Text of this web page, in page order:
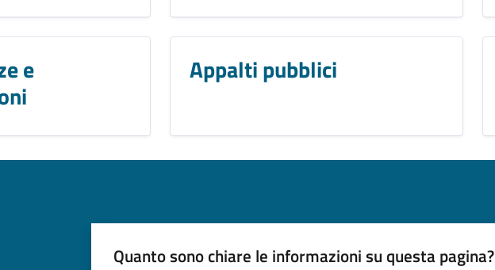
e Appalti pubblici
Quanto sono chiare le informazioni su questa pagina?